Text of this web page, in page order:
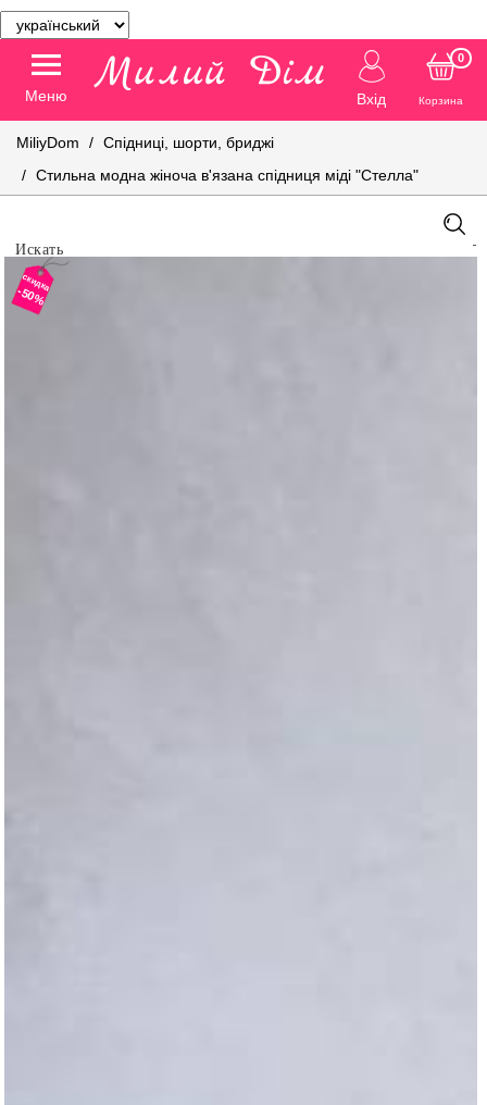
Меню Вхід Корзина
0
MiliyDom
Спідниці, шорти, бриджі
Стильна модна жіноча в'язана спідниця міді "Стелла"
скидка
-50%